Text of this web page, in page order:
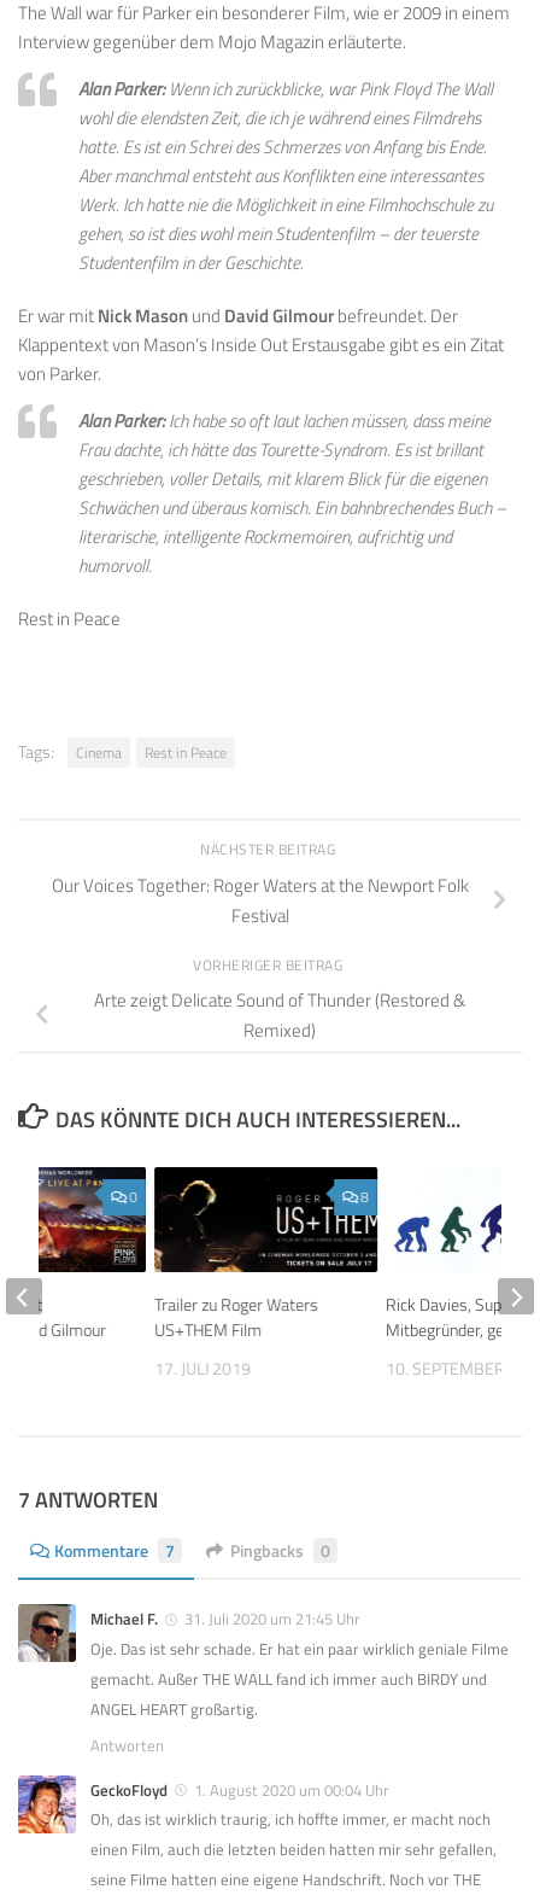
The Wall war für Parker ein besonderer Film, wie er 2009 in einem
Interview gegenüber dem Mojo Magazin erläuterte.
Alan Parker:Wenn ich zurückblicke, war Pink Floyd The Wall
wohl die elendsten Zeit, die ich je während eines Filmdrehs
hatte. Es ist ein Schrei des Schmerzes von Anfang bis Ende.
Aber manchmal entsteht aus Konflikten eine interessantes
Werk. Ich hatte nie die Möglichkeit in eine Filmhochschule zu
gehen, so ist dies wohl mein Studentenfilm – der teuerste
Studentenfilm in der Geschichte.
Er war mitNick Masonund David Gilmourbefreundet. Der
Klappentext von Mason’s Inside Out Erstausgabe gibt es ein Zitat
von Parker.
Alan Parker:Ich habe so oft laut lachen müssen, dass meine
Frau dachte, ich hätte das Tourette-Syndrom. Es ist brillant
geschrieben, voller Details, mit klarem Blick für die eigenen
Schwächen und überaus komisch. Ein bahnbrechendes Buch –
literarische, intelligente Rockmemoiren, aufrichtig und
humorvoll.
Rest in Peace
Tags: Cinema Rest in Peace
NÄCHSTER BEITRAG
Our Voices Together: Roger Waters at the Newport Folk
Festival
VORHERIGER BEITRAG
Arte zeigt Delicate Sound of Thunder (Restored &
Remixed)
DAS KÖNNTE DICH AUCH INTERESSIEREN...
8
Trailer zu Roger Waters
US+THEM Film
17. JULI 2019
Rick Davies,
Mitbegründer,
10. SEPTEMBER
0
zeigt
Gilmour
7 ANTWORTEN
Kommentare 7 Pingbacks 0
Michael F.
31. Juli 2020 um 21:45 Uhr
Oje. Das ist sehr schade. Er hat ein paar wirklich geniale Filme
gemacht. Außer THE WALL fand ich immer auch BIRDY und
ANGEL HEART großartig.
Antworten
GeckoFloyd
1. August 2020 um 00:04 Uhr
Oh, das ist wirklich traurig, ich hoffte immer, er macht noch
einen Film, auch die letzten beiden hatten mir sehr gefallen,
seine Filme hatten eine eigene Handschrift. Noch vor THE